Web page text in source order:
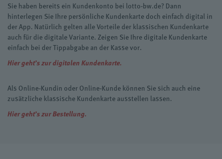
Sie haben bereits ein Kundenkonto bei lotto-bw.de? Dann
hinterlegen Sie Ihre persönliche Kundenkarte doch einfach digital in
der App. Natürlich gelten alle Vorteile der klassischen Kundenkarte
auch für die digitale Variante. Zeigen Sie Ihre digitale Kundenkarte
einfach bei der Tippabgabe an der Kasse vor.
Hier geht’s zur digitalen Kundenkarte.
Als Online-Kundin oder Online-Kunde können Sie sich auch eine
zusätzliche klassische Kundenkarte ausstellen lassen.
Hier geht’s zur Bestellung.